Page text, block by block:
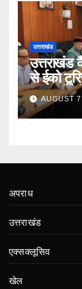
उत्तराखंड
से ईको
प्रस्तावों
AUGUST
अपराध
उत्तराखंड
एक्सक्लूसिव
खेल